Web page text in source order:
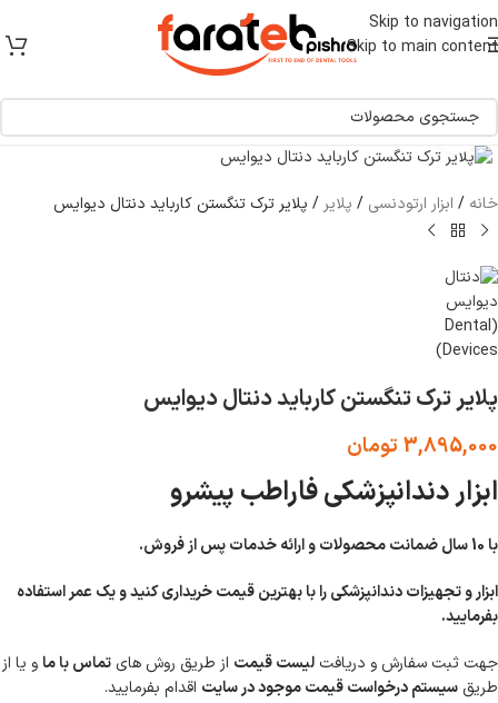
Skip to navigation
Skip to main content
برای بزرگنمایی کلیک کنید
خانه / ابزار ارتودنسی / پلایر / پلایر ترک تنگستن کارباید دنتال دیوایس
پلایر ترک تنگستن کارباید دنتال دیوایس
3,895,000 تومان
ابزار دندانپزشکی فاراطب پیشرو
با 10 سال ضمانت محصولات و ارائه خدمات پس از فروش.
ابزار و تجهیزات دندانپزشکی را با بهترین قیمت خریداری کنید و یک عمر استفاده
بفرمایید.
جهت ثبت سفارش و دریافت لیست قیمت از طریق روش های تماس با ماو یا از
طریق سیستم درخواست قیمت موجود در سایت اقدام بفرمایید.